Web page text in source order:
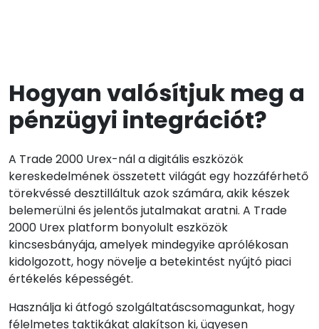
Hogyan valósítjuk meg a
pénzügyi integrációt?
A Trade 2000 Urex-nál a digitális eszközök
kereskedelmének összetett világát egy hozzáférhető
törekvéssé desztilláltuk azok számára, akik készek
belemerülni és jelentős jutalmakat aratni. A Trade
2000 Urex platform bonyolult eszközök
kincsesbányája, amelyek mindegyike aprólékosan
kidolgozott, hogy növelje a betekintést nyújtó piaci
értékelés képességét.
Használja ki átfogó szolgáltatáscsomagunkat, hogy
félelmetes taktikákat alakítson ki, ügyesen